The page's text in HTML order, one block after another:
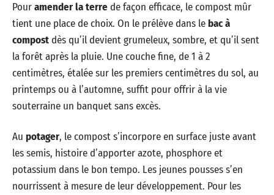
Pouramender la terrede façon efficace, le compost mûr
tient une place de choix. On le prélève dans le bac à
compostdès qu’il devient grumeleux, sombre, et qu’il sent
la forêt après la pluie. Une couche fine, de 1 à 2
centimètres, étalée sur les premiers centimètres du sol, au
printemps ou à l’automne, suffit pour offrir à la vie
souterraine un banquet sans excès.
Au potager, le compost s’incorpore en surface juste avant
les semis, histoire d’apporter azote, phosphore et
potassium dans le bon tempo. Les jeunes pousses s’en
nourrissent à mesure de leur développement. Pour les